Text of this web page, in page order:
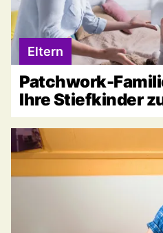
Eltern
Patchwork-
Ihre Stiefkinder